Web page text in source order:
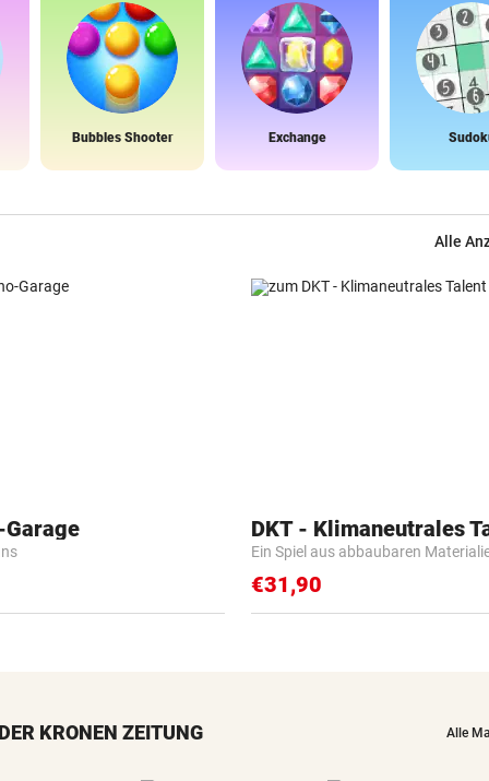
Bubbles Shooter Exchange
Alle
DKT - Klimaneutrales
Ein Spiel aus abbaubaren
€31,90
KRONEN ZEITUNG Alle